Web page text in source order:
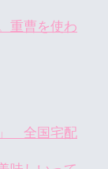
重曹を使わ
全国宅配